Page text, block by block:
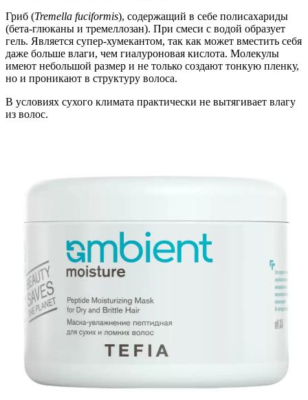
Гриб (Tremella fuciformis), содержащий в себе полисахариды
(бета-глюканы и тремеллозан). При смеси с водой образует
гель. Является супер-хумекантом, так как может вместить себя
даже больше влаги, чем гиалуроновая кислота. Молекулы
имеют небольшой размер и не только создают тонкую пленку,
но и проникают в структуру волоса.
В условиях сухого климата практически не вытягивает влагу
из волос.